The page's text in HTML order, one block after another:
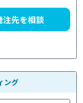
注先を相談
ング